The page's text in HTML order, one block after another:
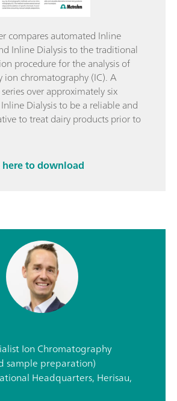
compares automated Inline
Inline Dialysis to the traditional
procedure for the analysis of
ion chromatography (IC). A
over approximately six
Dialysis to be a reliable and
to treat dairy products prior to
here to download
Ion Chromatography
sample preparation)
Headquarters, Herisau,